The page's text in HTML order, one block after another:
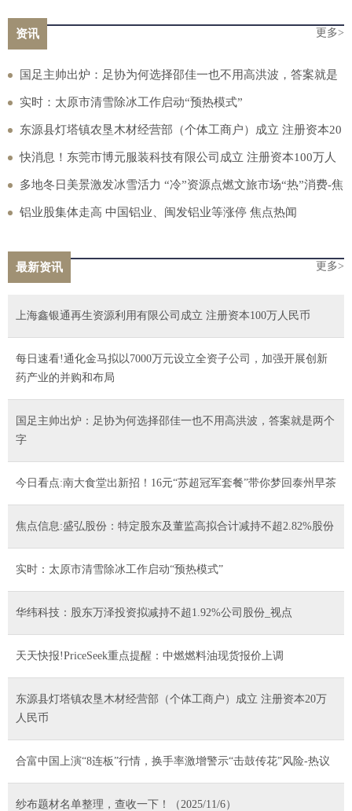
资讯 更多>
国足主帅出炉：足协为何选择邵佳一也不用高洪波，答案就是
两个字
实时：太原市清雪除冰工作启动“预热模式”
东源县灯塔镇农垦木材经营部（个体工商户）成立 注册资本20
万人民币
快消息！东莞市博元服装科技有限公司成立 注册资本100万人
民币
多地冬日美景激发冰雪活力 “冷”资源点燃文旅市场“热”消费-焦
点速看
铝业股集体走高 中国铝业、闽发铝业等涨停 焦点热闻
最新资讯 更多>
上海鑫银通再生资源利用有限公司成立 注册资本100万人民币
每日速看!通化金马拟以7000万元设立全资子公司，加强开展创新
药产业的并购和布局
国足主帅出炉：足协为何选择邵佳一也不用高洪波，答案就是两个
字
今日看点:南大食堂出新招！16元“苏超冠军套餐”带你梦回泰州早茶
焦点信息:盛弘股份：特定股东及董监高拟合计减持不超2.82%股份
实时：太原市清雪除冰工作启动“预热模式”
华纬科技：股东万泽投资拟减持不超1.92%公司股份_视点
天天快报!PriceSeek重点提醒：中燃燃料油现货报价上调
东源县灯塔镇农垦木材经营部（个体工商户）成立 注册资本20万
人民币
合富中国上演“8连板”行情，换手率激增警示“击鼓传花”风险-热议
纱布题材名单整理，查收一下！（2025/11/6）